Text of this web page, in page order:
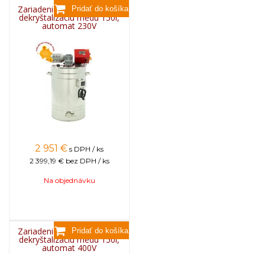
Zariadenie na pastovanie a
dekryštalizáciu medu 150l,
automat 230V
2 951 € s DPH / ks
2 399,19 € bez DPH / ks
Na objednávku
Zariadenie na pastovanie a
dekryštalizáciu medu 150l,
automat 400V